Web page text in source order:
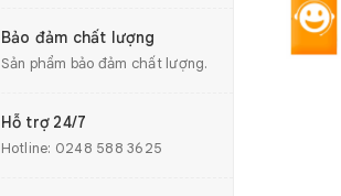
Bảo đảm chất lượng
Sản phẩm bảo đảm chất lượng.
Hỗ trợ 24/7
Hotline: 0248 588 3625